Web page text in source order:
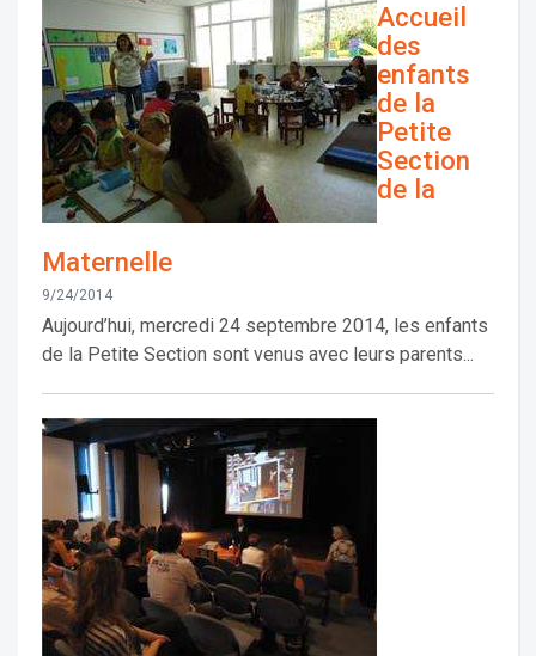
Accueil
des
enfants
de la
Petite
Section
de la
Maternelle
9/24/2014
Aujourd’hui, mercredi 24 septembre 2014, les enfants
de la Petite Section sont venus avec leurs parents...